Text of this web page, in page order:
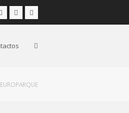
LinkedInYoutube